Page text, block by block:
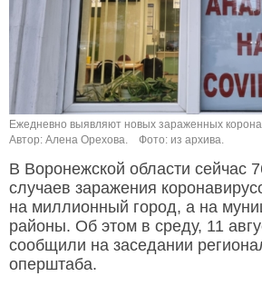
Ежедневно выявляют новых зараженных
Автор: Алена Орехова.
Фото: из архива.
В Воронежской области сейчас
случаев заражения
на миллионный город, а на
районы. Об этом в среду, 11
сообщили на заседании
оперштаба.